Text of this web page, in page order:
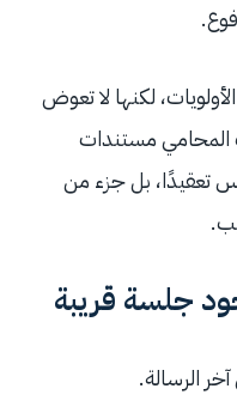
لكنها لا تعوض
المحامي مستندات
تعقيدًا، بل جزء من
جلسة قريبة
الرسالة.